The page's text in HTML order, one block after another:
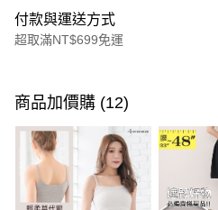
付款與運送方式
超取滿NT$699免運
信用卡一次付款
超商取貨付款
LINE Pay
Apple Pay
商品加價購 (12)